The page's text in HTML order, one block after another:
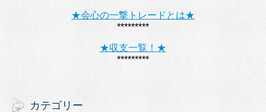
★会心の一撃トレードとは★
*********
★収支一覧！★
*********
カテゴリー